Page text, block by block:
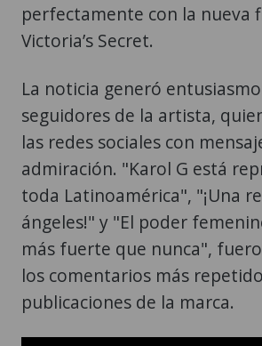
perfectamente con la nueva
Victoria’s Secret.
La noticia generó
seguidores de la artista,
las redes sociales con
admiración. "Karol G está
toda Latinoamérica", "¡Una
ángeles!" y "El poder
más fuerte que nunca",
los comentarios más
publicaciones de la marca.